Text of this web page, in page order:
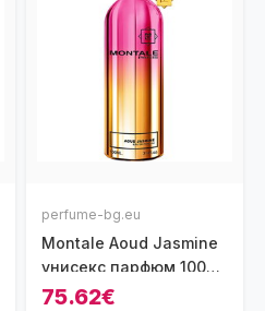
perfume-bg.eu
Montale Aoud Jasmine
унисекс парфюм 100
мл - EDP
75.62€